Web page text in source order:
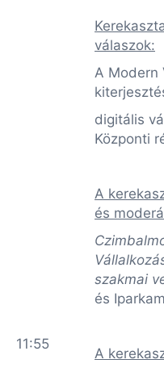
11:55
válaszok:
A Modern
digitális
Központi
A
és
szakmai
és
A